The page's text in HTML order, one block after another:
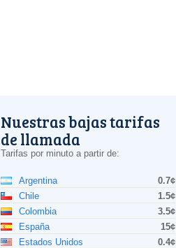
Nuestras bajas tarifas
de llamada
Tarifas por minuto a partir de:
Argentina
0.7¢
Chile
1.5¢
Colombia
3.5¢
España
15¢
Estados Unidos
0.4¢